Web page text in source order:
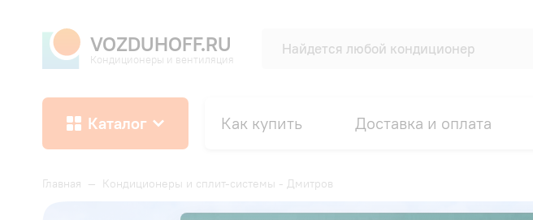
VOZDUHOFF.RU
Кондиционеры и вентиляция
Каталог Как купить Доставка и оплата
Главная — Кондиционеры и сплит-системы - Дмитров